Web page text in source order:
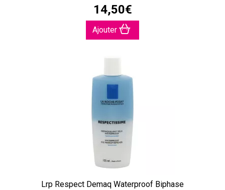
14,50€
Ajouter
Lrp Respect Demaq Waterproof Biphase